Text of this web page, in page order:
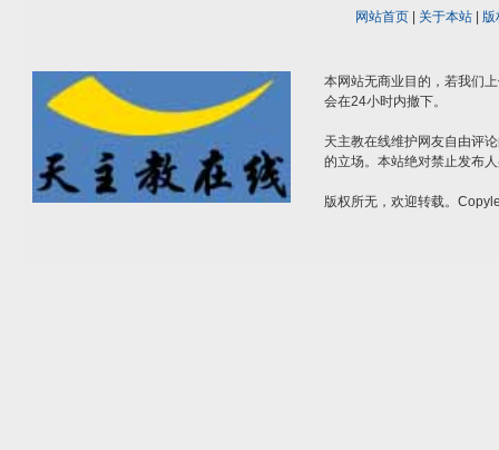
网站首页| 关于本站| 版
本网站无商业目的，若我们
会在24小时内撤下。
天主教在线维护网友自由评
的立场。本站绝对禁止发布
版权所无，欢迎转载。